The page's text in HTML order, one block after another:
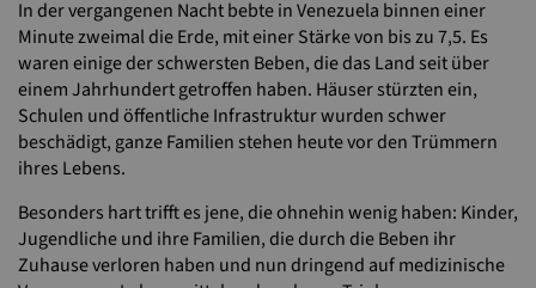
In der vergangenen Nacht bebte in Venezuela binnen einer
Minute zweimal die Erde, mit einer Stärke von bis zu 7,5. Es
waren einige der schwersten Beben, die das Land seit über
einem Jahrhundert getroffen haben. Häuser stürzten ein,
Schulen und öffentliche Infrastruktur wurden schwer
beschädigt, ganze Familien stehen heute vor den Trümmern
ihres Lebens.
Besonders hart trifft es jene, die ohnehin wenig haben: Kinder,
Jugendliche und ihre Familien, die durch die Beben ihr
Zuhause verloren haben und nun dringend auf medizinische